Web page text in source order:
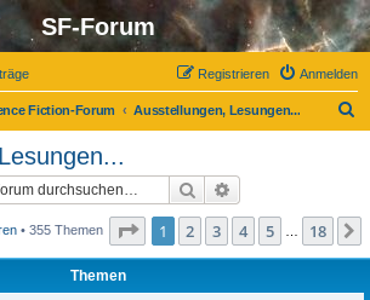
SF-Forum
Anmelden
Registrieren
Fiction-Forum Ausstellungen, Lesungen...
Suche
• 355 Themen Seite 1von 18
1 2 3 4 5 18
Themen